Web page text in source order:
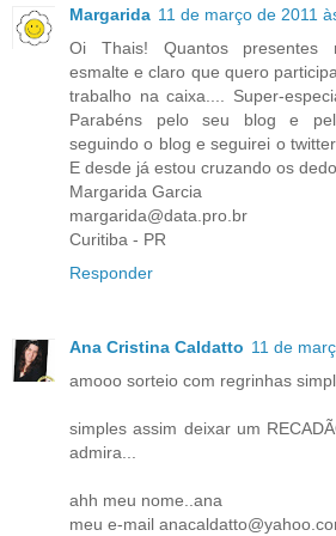
Margarida 11 de março de 2011
Oi Thais! Quantos presentes
esmalte e claro que quero
trabalho na caixa.... Super-
Parabéns pelo seu blog e
seguindo o blog e seguirei o
E desde já estou cruzando os
Margarida Garcia
margarida@data.pro.br
Curitiba - PR
Responder
Ana Cristina Caldatto 11 de
amooo sorteio com regrinhas
simples assim deixar um
admira...
ahh meu nome..ana
meu e-mail